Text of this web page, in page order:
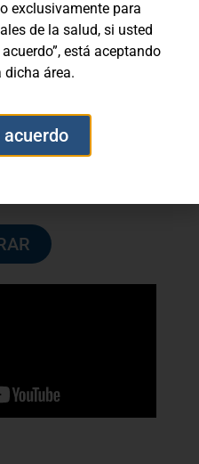
de resinas
resina puede ser
seco y alejado de
exclusivamente para
de la salud, si usted
está aceptando
dicha área.
acuerdo